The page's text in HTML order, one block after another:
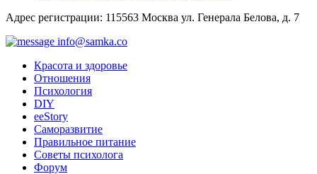
Адрес регистрации: 115563 Москва ул. Генерала Белова, д. 7
info@samka.co
Красота и здоровье
Отношения
Психология
DIY
ееStory
Саморазвитие
Правильное питание
Советы психолога
Форум